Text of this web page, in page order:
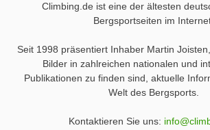
Climbing.de ist eine der ältesten
Bergsportseiten im
Seit 1998 präsentiert Inhaber Martin
Bilder in zahlreichen nationalen und
Publikationen zu finden sind, aktuelle
Welt des Bergsports.
Kontaktieren Sie uns: